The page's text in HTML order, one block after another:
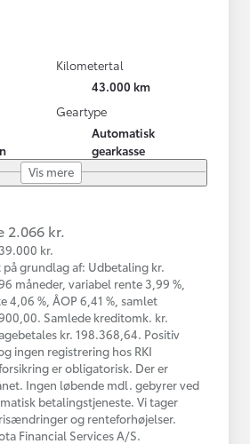
Kilometertal
43.000 km
Geartype
Automatisk
gearkasse
Vis mere
kr.
kr.
på grundlag af: Udbetaling kr.
måneder, variabel rente 3,99 %,
4,06 %, ÅOP 6,41 %, samlet
Samlede kreditomk. kr.
kr. 198.368,64. Positiv
ingen registrering hos RKI
er obligatorisk. Der er
Ingen løbende mdl. gebyrer ved
betalingstjeneste. Vi tager
og renteforhøjelser.
Financial Services A/S.